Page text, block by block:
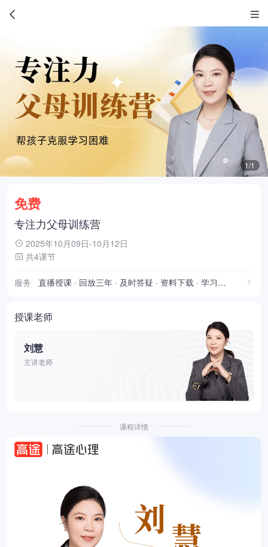
1/1
免费
专注力父母训练营
2025年10月09日-10月12日
共4课节
服务 直播授课 · 回放三年 · 及时答疑 · 资料下载 · 学习报告
授课老师
刘慧
主讲老师
课程详情